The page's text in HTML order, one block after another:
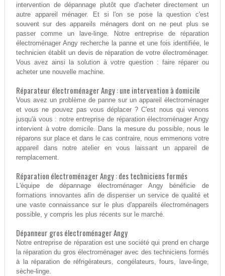
intervention de dépannage plutôt que d'acheter directement un
autre appareil ménager. Et si l'on se pose la question c'est
souvent sur des appareils ménagers dont on ne peut plus se
passer comme un lave-linge. Notre entreprise de réparation
électroménager Angy recherche la panne et une fois identifiée, le
technicien établit un devis de réparation de votre électroménager.
Vous avez ainsi la solution à votre question : faire réparer ou
acheter une nouvelle machine.
Réparateur électroménager Angy : une intervention à domicile
Vous avez un problème de panne sur un appareil électroménager
et vous ne pouvez pas vous déplacer ? C'est nous qui venons
jusqu'à vous : notre entreprise de réparation électroménager Angy
intervient à votre domicile. Dans la mesure du possible, nous le
réparons sur place et dans le cas contraire, nous emmenons votre
appareil dans notre atelier en vous laissant un appareil de
remplacement.
Réparation électroménager Angy : des techniciens formés
L'équipe de dépannage électroménager Angy bénéficie de
formations innovantes afin de dispenser un service de qualité et
une vaste connaissance sur le plus d'appareils électroménagers
possible, y compris les plus récents sur le marché.
Dépanneur gros électroménager Angy
Notre entreprise de réparation est une société qui prend en charge
la réparation du gros électroménager avec des techniciens formés
à la réparation de réfrigérateurs, congélateurs, fours, lave-linge,
sèche-linge.